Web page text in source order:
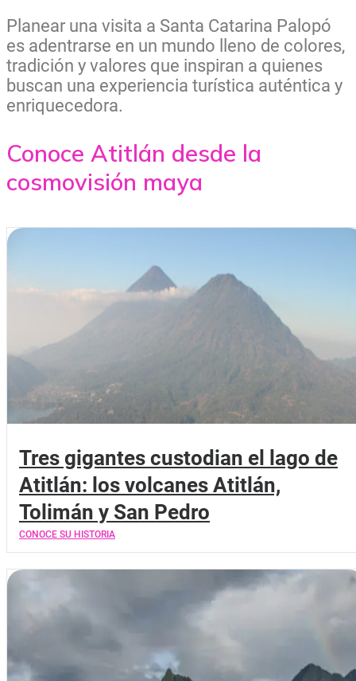
Planear una visita a Santa Catarina Palopó
es adentrarse en un mundo lleno de colores,
tradición y valores que inspiran a quienes
buscan una experiencia turística auténtica y
enriquecedora.
Conoce Atitlán desde la
cosmovisión maya
Tres gigantes custodian el lago de
Atitlán: los volcanes Atitlán,
Tolimán y San Pedro
CONOCE SU HISTORIA